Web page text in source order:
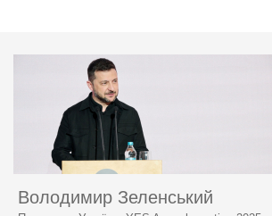
Володимир Зеленський